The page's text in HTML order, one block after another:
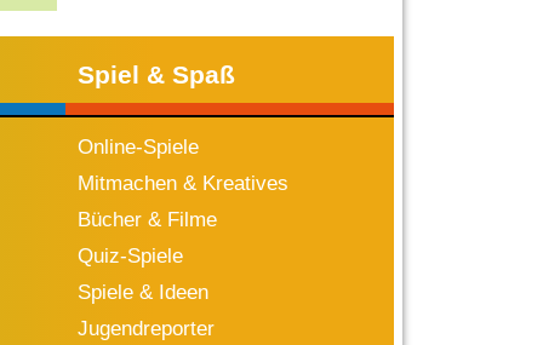
Spiel & Spaß
Online-Spiele
Mitmachen & Kreatives
Bücher & Filme
Quiz-Spiele
Spiele & Ideen
Jugendreporter